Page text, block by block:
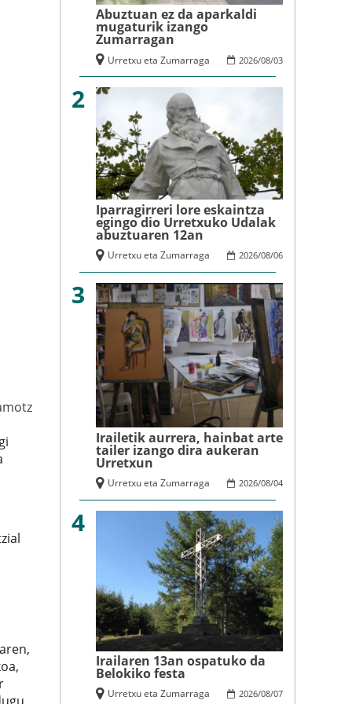
Abuztuan ez da aparkaldi
mugaturik izango
Zumarragan
2026/08/03
Urretxu eta Zumarraga
2
Iparragirreri lore eskaintza
egingo dio Urretxuko Udalak
abuztuaren 12an
2026/08/06
Urretxu eta Zumarraga
3
Irailetik aurrera, hainbat arte
tailer izango dira aukeran
Urretxun
2026/08/04
Urretxu eta Zumarraga
4
Irailaren 13an ospatuko da
Belokiko festa
2026/08/07
Urretxu eta Zumarraga